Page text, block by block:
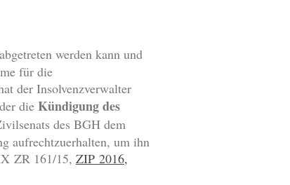
werden kann und
für die
der Insolvenzverwalter
die Kündigung des
des BGH dem
aufrechtzuerhalten, um ihn
ZR 161/15, ZIP 2016,